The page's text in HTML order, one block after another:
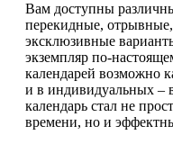
Вам доступны
перекидные,
эксклюзивные
экземпляр по-
календарей возможно
и в индивидуальных –
календарь стал не
времени, но и